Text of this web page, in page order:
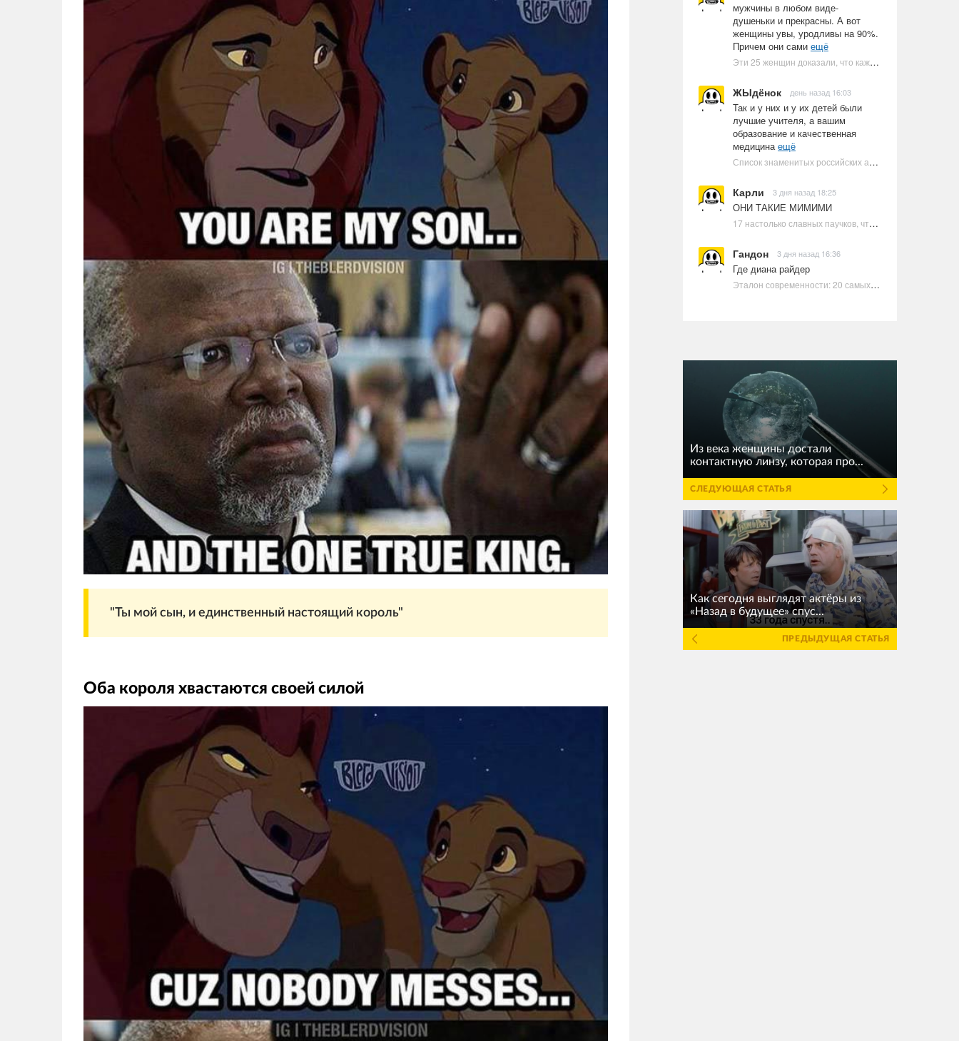
"Ты мой сын, и единственный настоящий король"
Оба короля хвастаются своей силой
мужчины в любом виде-
душеньки и прекрасны. А вот
женщины увы, уродливы на 90%.
Причем они сами ещё
Эти 25 женщин доказали, что каждое тело имеет право быть в бикини
ЖЫдёнок день назад 16:03
Так и у них и у их детей были
лучшие учителя, а вашим
образование и качественная
медицинаещё
Список знаменитых российских артистов-евреев | Ультрамарин
Карли 3 дня назад 18:25
ОНИ ТАКИЕ МИМИМИ
17 настолько славных паучков, что даже у арахнофобов появится желание их погладить
Гандон 3 дня назад 16:36
Где диана райдер
Эталон современности: 20 самых красивых и привлекательных актрис Голливуда, по мнению Google | Ультрамарин
Из века женщины достали
контактную линзу, которая про...
СЛЕДУЮЩАЯ СТАТЬЯ
Как сегодня выглядят актёры из
«Назад в будущее» спус...
ПРЕДЫДУЩАЯ СТАТЬЯ